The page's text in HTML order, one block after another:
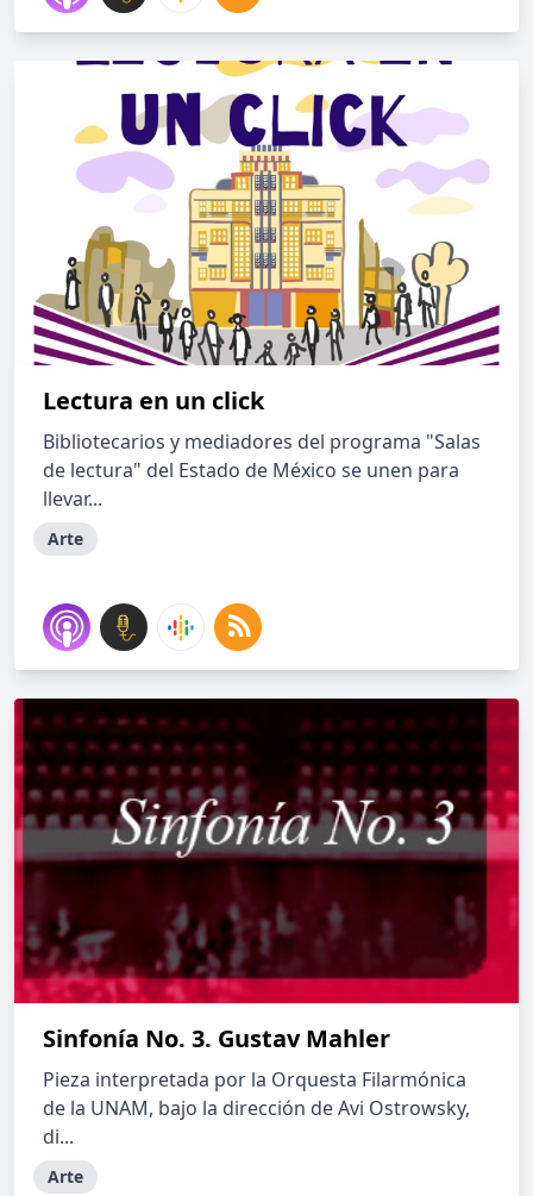
Lectura en un click
Bibliotecarios y mediadores del programa "Salas
de lectura" del Estado de México se unen para
llevar...
Arte
Sinfonía No. 3. Gustav Mahler
Pieza interpretada por la Orquesta Filarmónica
de la UNAM, bajo la dirección de Avi Ostrowsky,
di...
Arte